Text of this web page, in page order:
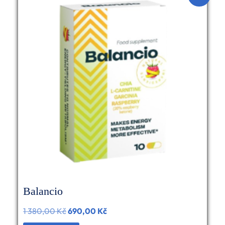
Balancio
1 380,00KčPůvodní
690,00 KčAktuální